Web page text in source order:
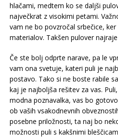
hlačami, medtem ko se daljši
največkrat z visokimi petami.
vam ne bo povzročal srbečice,
materialov. Takšen pulover
Če ste bolj odprte narave, pa le
vam ona svetuje, kateri puli je
postavo. Tako si ne boste rabile
kaj je najboljša rešitev za vas.
modna poznavalka, vas bo
ob vaših vsakodnevnih
posebne priložnosti, ta naj bo
možnosti puli s kakšnimi